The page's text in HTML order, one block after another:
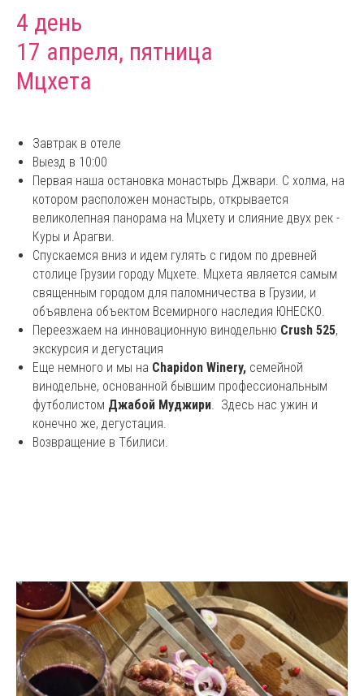
4 день
17 апреля, пятница
Мцхета
Завтрак в отеле
Выезд в 10:00
Первая наша остановка монастырь Джвари. С холма, на
котором расположен монастырь, открывается
великолепная панорама на Мцхету и слияние двух рек -
Куры и Арагви.
Спускаемся вниз и идем гулять с гидом по древней
столице Грузии городу Мцхете. Мцхета является самым
священным городом для паломничества в Грузии, и
объявлена объектом Всемирного наследия ЮНЕСКО.
Переезжаем на инновационную винодельню Crush 525,
экскурсия и дегустация
Еще немного и мы на Chapidon Winery, семейной
винодельне, основанной бывшим профессиональным
футболистом Джабой Муджири . Здесь нас ужин и
конечно же, дегустация.
Возвращение в Тбилиси.